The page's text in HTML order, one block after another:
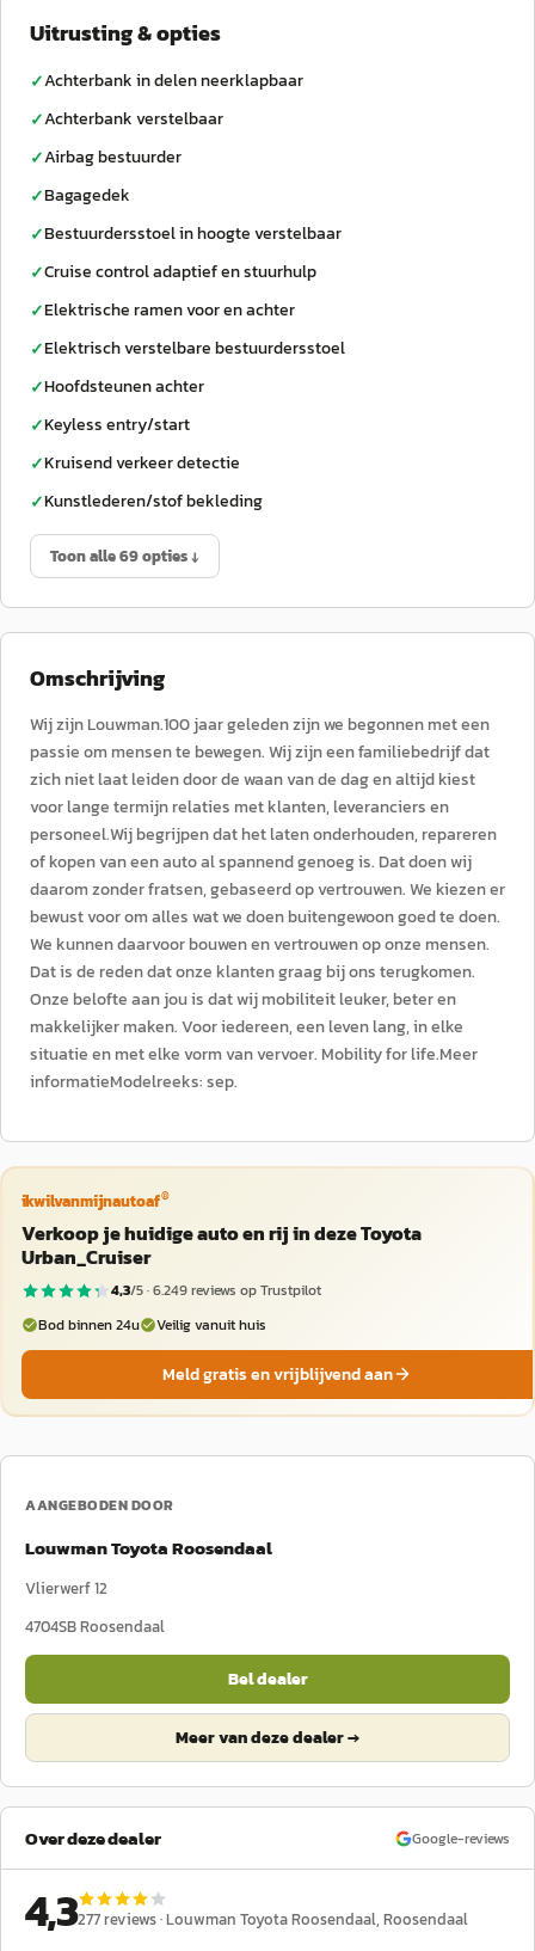
Uitrusting & opties
✓Achterbank in delen neerklapbaar
✓Achterbank verstelbaar
✓Airbag bestuurder
✓Bagagedek
✓Bestuurdersstoel in hoogte verstelbaar
✓Cruise control adaptief en stuurhulp
✓Elektrische ramen voor en achter
✓Elektrisch verstelbare bestuurdersstoel
✓Hoofdsteunen achter
✓Keyless entry/start
✓Kruisend verkeer detectie
✓Kunstlederen/stof bekleding
Toon alle 69 opties ↓
Omschrijving
Wij zijn Louwman.100 jaar geleden zijn we begonnen met een
passie om mensen te bewegen. Wij zijn een familiebedrijf dat
zich niet laat leiden door de waan van de dag en altijd kiest
voor lange termijn relaties met klanten, leveranciers en
personeel.Wij begrijpen dat het laten onderhouden, repareren
of kopen van een auto al spannend genoeg is. Dat doen wij
daarom zonder fratsen, gebaseerd op vertrouwen. We kiezen er
bewust voor om alles wat we doen buitengewoon goed te doen.
We kunnen daarvoor bouwen en vertrouwen op onze mensen.
Dat is de reden dat onze klanten graag bij ons terugkomen.
Onze belofte aan jou is dat wij mobiliteit leuker, beter en
makkelijker maken. Voor iedereen, een leven lang, in elke
situatie en met elke vorm van vervoer. Mobility for life.Meer
informatieModelreeks: sep.
ikwilvanmijnautoaf®
Verkoop je huidige auto en rij in deze Toyota
Urban_Cruiser
4,3/5 ·6.249reviews op Trustpilot
Bod binnen 24u
Veilig vanuit huis
Meld gratis en vrijblijvend aan
AANGEBODEN DOOR
Louwman Toyota Roosendaal
Vlierwerf 12
4704SBRoosendaal
Bel dealer
Meer van deze dealer →
Over deze dealer Google-reviews
4,3277reviews ·Louwman Toyota Roosendaal, Roosendaal